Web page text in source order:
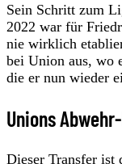
Sein Schritt zum
2022 war für
nie wirklich
bei Union aus, wo
die er nun wieder
Unions
Dieser Transfer ist